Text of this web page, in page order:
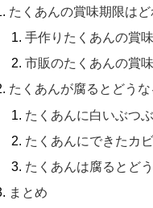
たくあんの賞味期限はど
手作りたくあんの賞
市販のたくあんの賞
たくあんが腐るとどう
たくあんに白いぶつ
たくあんにできたカ
たくあんは腐るとど
まとめ